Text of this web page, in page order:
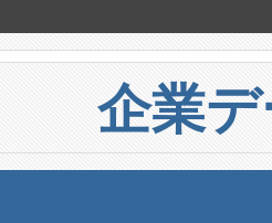
企業